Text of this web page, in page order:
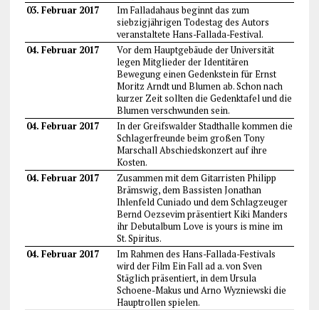
03. Februar 2017
Im Falladahaus beginnt das zum
siebzigjährigen Todestag des Autors
veranstaltete Hans-Fallada-Festival.
04. Februar 2017
Vor dem Hauptgebäude der Universität
legen Mitglieder der Identitären
Bewegung einen Gedenkstein für Ernst
Moritz Arndt und Blumen ab. Schon nach
kurzer Zeit sollten die Gedenktafel und die
Blumen verschwunden sein.
04. Februar 2017
In der Greifswalder Stadthalle kommen die
Schlagerfreunde beim großen Tony
Marschall Abschiedskonzert auf ihre
Kosten.
04. Februar 2017
Zusammen mit dem Gitarristen Philipp
Brämswig, dem Bassisten Jonathan
Ihlenfeld Cuniado und dem Schlagzeuger
Bernd Oezsevim präsentiert Kiki Manders
ihr Debutalbum Love is yours is mine im
St. Spiritus.
04. Februar 2017
Im Rahmen des Hans-Fallada-Festivals
wird der Film Ein Fall ad a. von Sven
Stäglich präsentiert, in dem Ursula
Schoene-Makus und Arno Wyzniewski die
Hauptrollen spielen.